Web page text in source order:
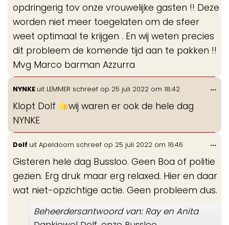
opdringerig tov onze vrouwelijke gasten !! Deze
worden niet meer toegelaten om de sfeer
weet optimaal te krijgen . En wij weten precies
dit probleem de komende tijd aan te pakken !!
Mvg Marco barman Azzurra
NYNKE uit LEMMER schreef op 25 juli 2022 om 18:42
Klopt Dolf
wij waren er ook de hele dag
NYNKE
...
Dolf uit Apeldoorn schreef op 25 juli 2022 om 16:46
Gisteren hele dag Bussloo. Geen Boa of politie
gezien. Erg druk maar erg relaxed. Hier en daar
wat niet-opzichtige actie. Geen probleem dus.
Beheerdersantwoord van: Ray en Anita
...